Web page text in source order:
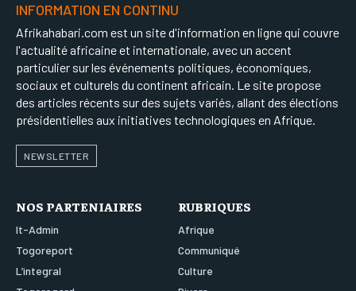
INFORMATION EN CONTINU
Afrikahabari.com est un site d'information en ligne qui couvre
l'actualité africaine et internationale, avec un accent
particulier sur les événements politiques, économiques,
sociaux et culturels du continent africain. Le site propose
des articles récents sur des sujets variés, allant des élections
présidentielles aux initiatives technologiques en Afrique.
NEWSLETTER
NOS PARTENIAIRES
It-Admin
Togoreport
L’integral
RUBRIQUES
Afrique
Communiqué
Culture